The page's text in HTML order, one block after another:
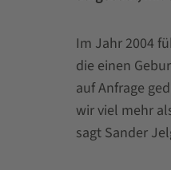
Im Jahr 2004
die einen
auf Anfrage
wir viel mehr
sagt Sander